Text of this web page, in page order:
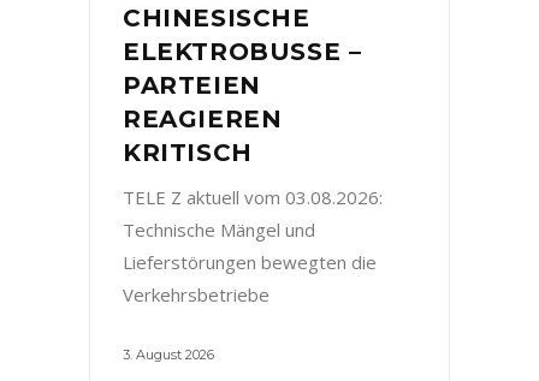
CHINESISCHE
ELEKTROBUSSE –
PARTEIEN
REAGIEREN
KRITISCH
TELE Z aktuell vom 03.08.2026:
Technische Mängel und
Lieferstörungen bewegten die
Verkehrsbetriebe
3. August 2026